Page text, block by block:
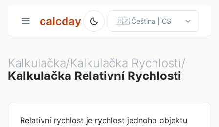
calcday
Kalkulačka/Kalkulačka Rychlosti/
Kalkulačka Relativní Rychlosti
Relativní rychlost je rychlost jednoho objektu